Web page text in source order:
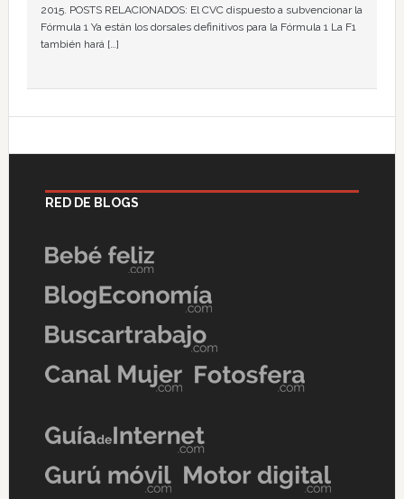
2015. POSTS RELACIONADOS: El CVC dispuesto a subvencionar la
Fórmula 1 Ya están los dorsales definitivos para la Fórmula 1 La F1
también hará […]
RED DE BLOGS